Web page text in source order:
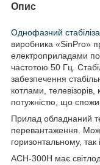
Опис
Однофазний
виробника «SinPro»
електроприладами
частотою 50 Гц.
забезпечення
котлами, телевізорів,
потужністю, що
Прилад обладнаний
перевантаження.
горизонтальному, так
АСН-300Н має